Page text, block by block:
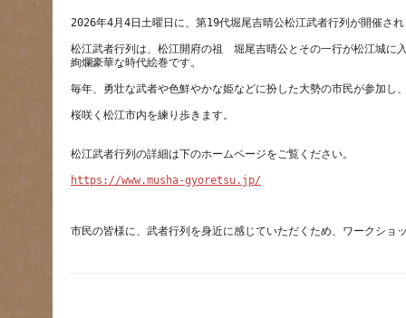
松江武者行列は、松江開府の祖　堀尾吉晴公とその一行が松江城に
https://www.musha-gyoretsu.jp/
市民の皆様に、武者行列を身近に感じていただくため、ワークショ